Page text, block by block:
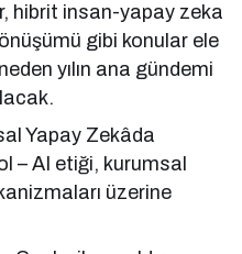
hibrit insan-yapay zeka
gibi konular ele
yılın ana gündemi
Yapay Zekâda
– AI etiği, kurumsal
üzerine